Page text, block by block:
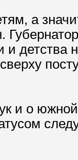
а
детства
и о